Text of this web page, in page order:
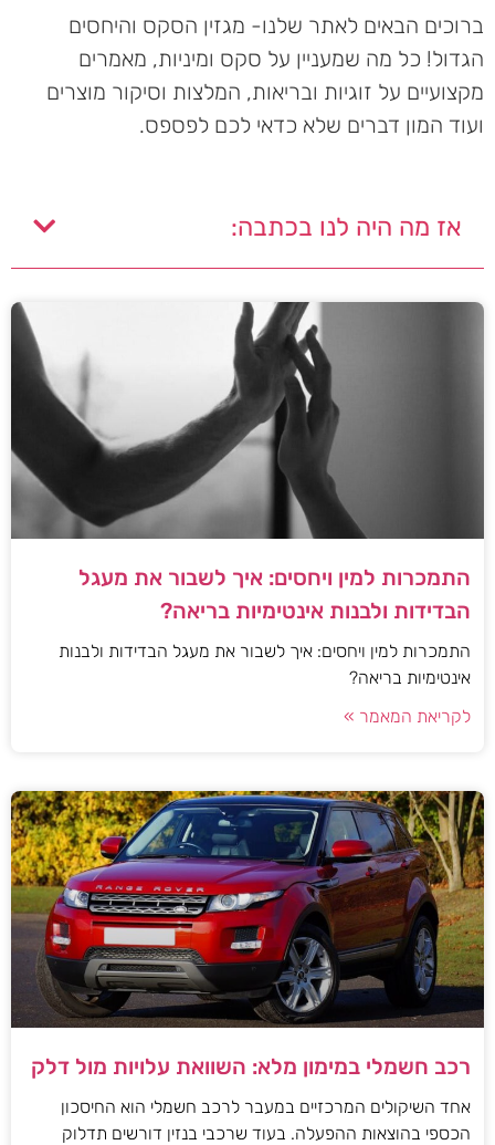
ברוכים הבאים לאתר שלנו- מגזין הסקס והיחסים
הגדול! כל מה שמעניין על סקס ומיניות, מאמרים
מקצועיים על זוגיות ובריאות, המלצות וסיקור מוצרים
ועוד המון דברים שלא כדאי לכם לפספס.
אז מה היה לנו בכתבה:
התמכרות למין ויחסים: איך לשבור את מעגל
הבדידות ולבנות אינטימיות בריאה?
התמכרות למין ויחסים: איך לשבור את מעגל הבדידות ולבנות
אינטימיות בריאה?
לקריאת המאמר »
רכב חשמלי במימון מלא: השוואת עלויות מול דלק
אחד השיקולים המרכזיים במעבר לרכב חשמלי הוא החיסכון
הכספי בהוצאות ההפעלה. בעוד שרכבי בנזין דורשים תדלוק